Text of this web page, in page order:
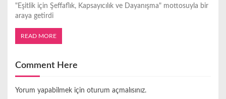
"Eşitlik için Şeffaflık, Kapsayıcılık ve Dayanışma" mottosuyla bir
araya getirdi
READ MORE
Comment Here
Yorum yapabilmek için oturum açmalısınız.